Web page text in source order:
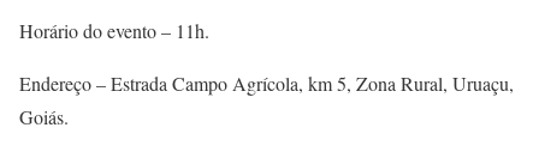
Horário do evento – 11h.
Endereço – Estrada Campo Agrícola, km 5, Zona Rural, Uruaçu,
Goiás.